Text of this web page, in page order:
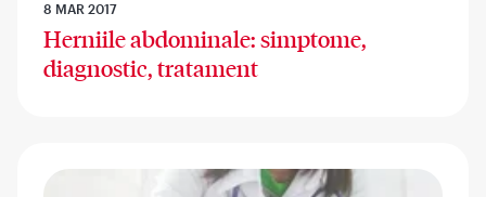
8 MAR 2017
Herniile abdominale: simptome,
diagnostic, tratament